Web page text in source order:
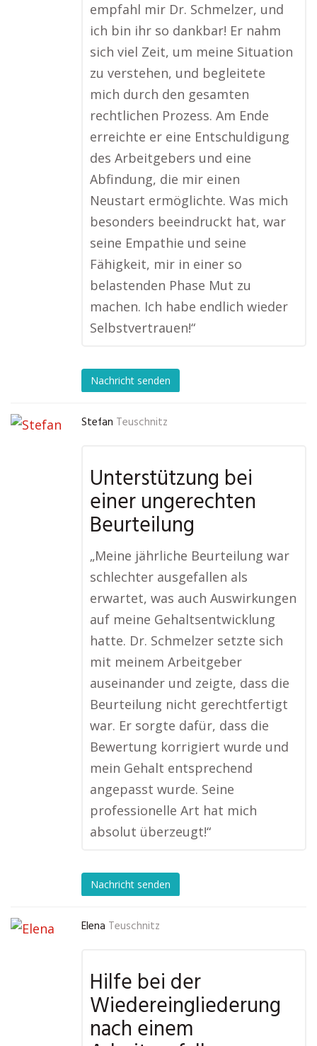
empfahl mir Dr. Schmelzer, und
ich bin ihr so dankbar! Er nahm
sich viel Zeit, um meine Situation
zu verstehen, und begleitete
mich durch den gesamten
rechtlichen Prozess. Am Ende
erreichte er eine Entschuldigung
des Arbeitgebers und eine
Abfindung, die mir einen
Neustart ermöglichte. Was mich
besonders beeindruckt hat, war
seine Empathie und seine
Fähigkeit, mir in einer so
belastenden Phase Mut zu
machen. Ich habe endlich wieder
Selbstvertrauen!“
Nachricht senden
Stefan Teuschnitz
Unterstützung bei
einer ungerechten
Beurteilung
„Meine jährliche Beurteilung war
schlechter ausgefallen als
erwartet, was auch Auswirkungen
auf meine Gehaltsentwicklung
hatte. Dr. Schmelzer setzte sich
mit meinem Arbeitgeber
auseinander und zeigte, dass die
Beurteilung nicht gerechtfertigt
war. Er sorgte dafür, dass die
Bewertung korrigiert wurde und
mein Gehalt entsprechend
angepasst wurde. Seine
professionelle Art hat mich
absolut überzeugt!“
Nachricht senden
Elena Teuschnitz
Hilfe bei der
Wiedereingliederung
nach einem